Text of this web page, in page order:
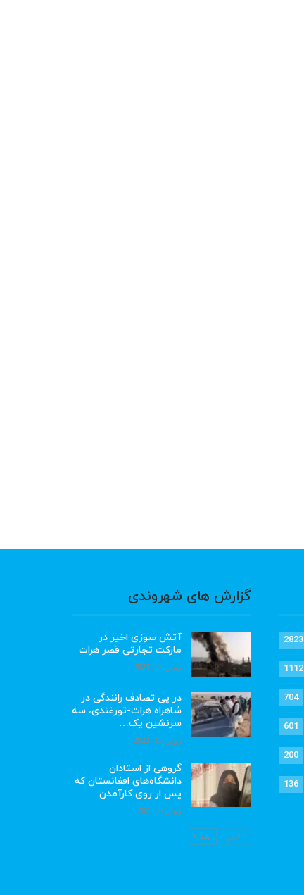
2823
1112
704
601
200
136
گزارش های شهروندی
آتش سوزی اخیر در
مارکت تجارتی قصر هرات
ژوئن 22, 2023
در پی تصادف رانندگی در
شاهراه هرات-تورغندی، سه
سرنشین یک…
ژوئن 15, 2023
گروهی از استادان
دانشگاه‌های افغانستان که
پس از روی کارآمدن…
ژوئن 6, 2023
قبلی بعد